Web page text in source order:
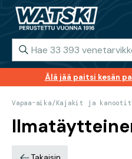
Älä jää paitsi kesän
Vapaa-aika/Kajakit ja kanootit